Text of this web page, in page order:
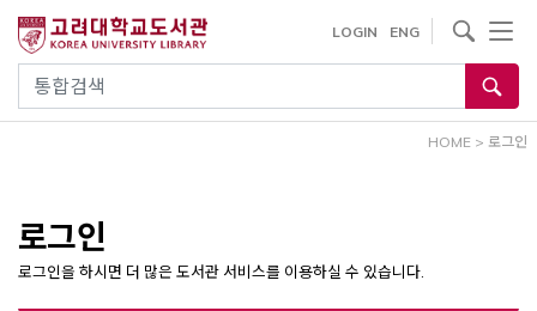
건
통합검색
LOGIN ENG
사이트내 검색
HOME > 로그인
로그인
로그인을 하시면 더 많은 도서관 서비스를 이용하실 수 있습니다.